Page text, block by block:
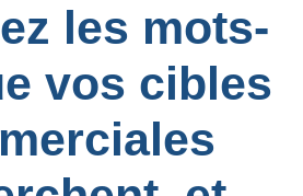
les mots-
vos cibles